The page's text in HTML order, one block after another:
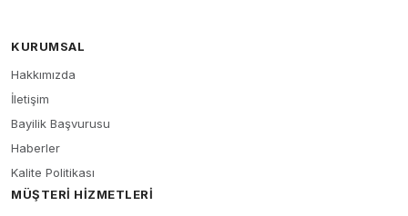
KURUMSAL
Hakkımızda
İletişim
Bayilik Başvurusu
Haberler
Kalite Politikası
MÜŞTERI HIZMETLERI